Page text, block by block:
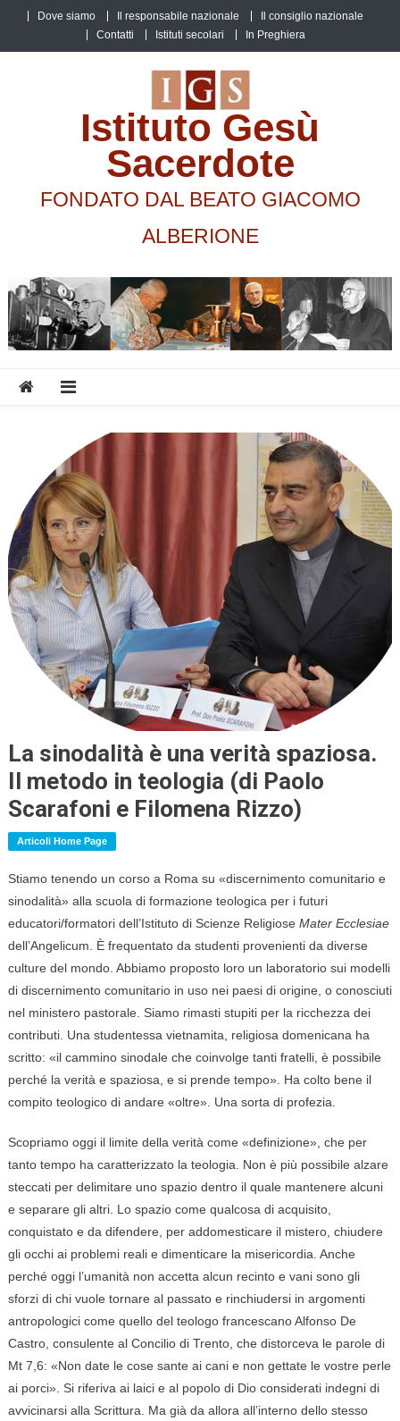
content
Dove siamo Il responsabile nazionale
Il consiglio nazionale
Contatti
Istituti secolari In Preghiera
Istituto Gesù
Sacerdote
FONDATO DAL BEATO GIACOMO
ALBERIONE
La sinodalità è una verità spaziosa.
Il metodo in teologia (di Paolo
Scarafoni e Filomena Rizzo)
Articoli Home Page
Stiamo tenendo un corso a Roma su «discernimento comunitario e
sinodalità» alla scuola di formazione teologica per i futuri
educatori/formatori dell’Istituto di Scienze Religiose Mater Ecclesiae
dell’Angelicum. È frequentato da studenti provenienti da diverse
culture del mondo. Abbiamo proposto loro un laboratorio sui modelli
di discernimento comunitario in uso nei paesi di origine, o conosciuti
nel ministero pastorale. Siamo rimasti stupiti per la ricchezza dei
contributi. Una studentessa vietnamita, religiosa domenicana ha
scritto: «il cammino sinodale che coinvolge tanti fratelli, è possibile
perché la verità e spaziosa, e si prende tempo». Ha colto bene il
compito teologico di andare «oltre». Una sorta di profezia.
Scopriamo oggi il limite della verità come «definizione», che per
tanto tempo ha caratterizzato la teologia. Non è più possibile alzare
steccati per delimitare uno spazio dentro il quale mantenere alcuni
e separare gli altri. Lo spazio come qualcosa di acquisito,
conquistato e da difendere, per addomesticare il mistero, chiudere
gli occhi ai problemi reali e dimenticare la misericordia. Anche
perché oggi l’umanità non accetta alcun recinto e vani sono gli
sforzi di chi vuole tornare al passato e rinchiudersi in argomenti
antropologici come quello del teologo francescano Alfonso De
Castro, consulente al Concilio di Trento, che distorceva le parole di
Mt 7,6: «Non date le cose sante ai cani e non gettate le vostre perle
ai porci». Si riferiva ai laici e al popolo di Dio considerati indegni di
avvicinarsi alla Scrittura. Ma già da allora all’interno dello stesso